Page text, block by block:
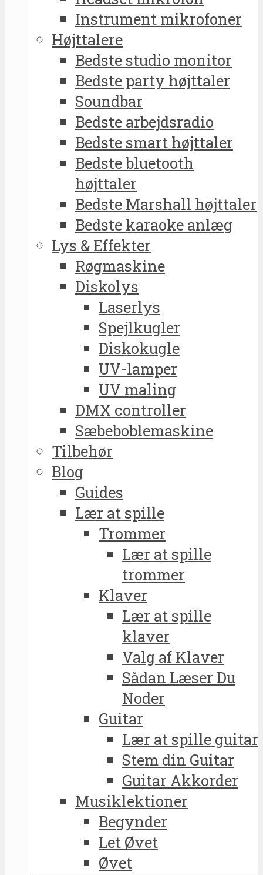
Instrument mikrofoner
Højttalere
Bedste studio monitor
Bedste party højttaler
Soundbar
Bedste arbejdsradio
Bedste smart højttaler
Bedste bluetooth
højttaler
Bedste Marshall højttaler
Bedste karaoke anlæg
Lys & Effekter
Røgmaskine
Diskolys
Laserlys
Spejlkugler
Diskokugle
UV-lamper
UV maling
DMX controller
Sæbeboblemaskine
Tilbehør
Blog
Guides
Lær at spille
Trommer
Lær at spille
trommer
Klaver
Lær at spille
klaver
Valg af Klaver
Sådan Læser Du
Noder
Guitar
Lær at spille guitar
Stem din Guitar
Guitar Akkorder
Musiklektioner
Begynder
Let Øvet
Øvet